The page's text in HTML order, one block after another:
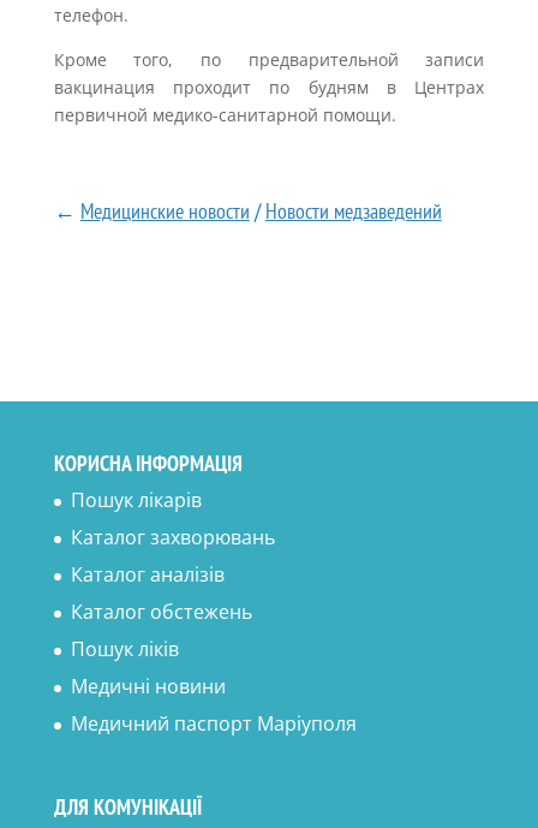
телефон.
Кроме того, по предварительной записи
вакцинация проходит по будням в Центрах
первичной медико-санитарной помощи.
← Медицинские новости /Новости медзаведений
КОРИСНА ІНФОРМАЦІЯ
Пошук лікарів
Каталог захворювань
Каталог аналізів
Каталог обстежень
Пошук ліків
Медичні новини
Медичний паспорт Маріуполя
ДЛЯ КОМУНІКАЦІЇ